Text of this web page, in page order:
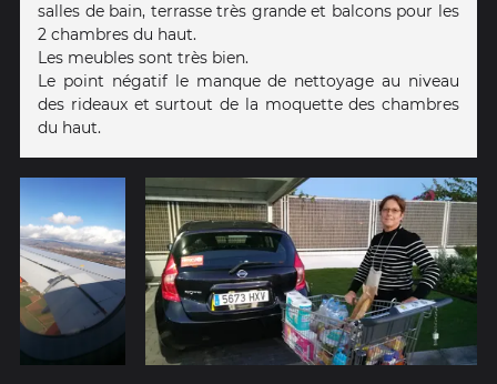
salles de bain, terrasse très grande et balcons pour les
2 chambres du haut.
Les meubles sont très bien.
Le point négatif le manque de nettoyage au niveau
des rideaux et surtout de la moquette des chambres
du haut.